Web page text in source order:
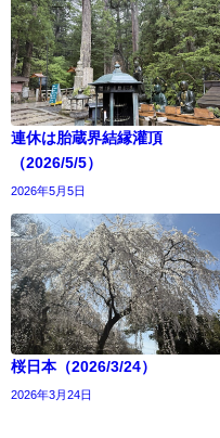
連休は胎蔵界結縁灌頂
（2026/5/5）
2026年5月5日
桜日本（2026/3/24）
2026年3月24日